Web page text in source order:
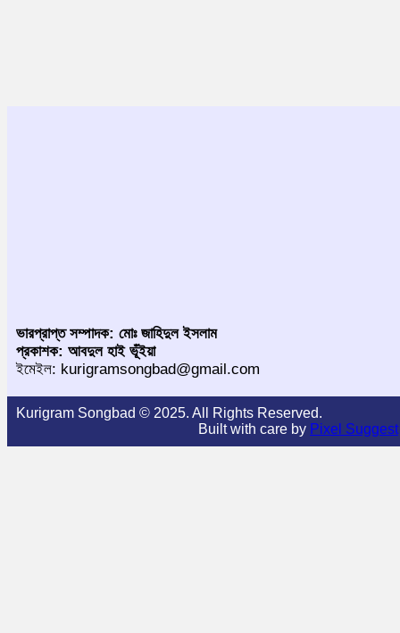
ভারপ্রাপ্ত সম্পাদক: মোঃ জাহিদুল ইসলাম
প্রকাশক: আবদুল হাই ভূঁইয়া
ইমেইল: kurigramsongbad@gmail.com
Kurigram Songbad © 2025. All Rights Reserved.
Built with care by Pixel Suggest